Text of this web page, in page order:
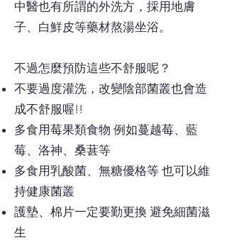
中醫也有所謂的外洗方，採用地膚
子、白鮮皮等藥材熬湯坐浴。
不過怎麼預防這些不舒服呢？
不要過度灌洗，改變陰部菌叢也會造
成不舒服喔!!
多食用莓果類食物 例如蔓越莓、藍
莓、洛神、桑葚等
多食用乳酸菌、無糖優格等 也可以維
持健康菌叢
護墊、棉片一定要勤更換 避免細菌滋
生